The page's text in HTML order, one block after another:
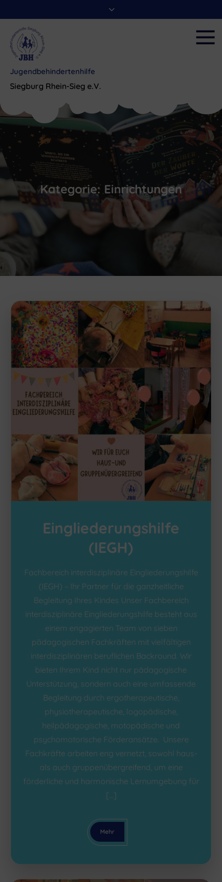
to
content
Jugendbehindertenhilfe
Siegburg Rhein-Sieg e.V.
Kategorie: Einrichtungen
Eingliederungshilfe
(IEGH)
Fachbereich interdisziplinäre Eingliederungshilfe
(IEGH) – Ihr Partner für die ganzheitliche
Begleitung Ihres Kindes Unser Fachbereich
interdisziplinäre Eingliederungshilfe besteht aus
einem engagierten Team von sieben
pädagogischen Fachkräften mit vielfältigen
interdisziplinären beruflichen Backround. Wir
bieten Ihrem Kind nicht nur pädagogische
Unterstützung, sondern auch eine umfassende
Begleitung durch ergotherapeutische,
physiotherapeutische, logopädische,
heilpädagogische, motopädische und
psychomotorische Förderansätze. Unsere
Fachkräfte arbeiten eng vernetzt, sowohl haus-
als auch gruppenübergreifend, um eine
förderliche und harmonische Lernumgebung für
[…]
Mehr